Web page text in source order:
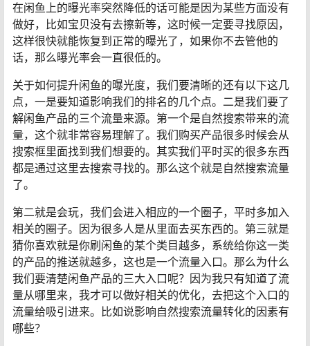
在闲鱼上的曝光率突然降低的话可能是因为某些方面没有
做好，比如宝贝没有去擦新等，这时候一定要寻找原因，
这样很快就能恢复到正常的曝光了，如果你不去管他的
话，那么曝光率会一直很低的。
关于如何提升闲鱼的曝光度，我们要清晰的还有以下这几
点，一是要知道影响我们的排名的几个点。二是我们要了
解闲鱼产品的三个流量来源。第一个是自然搜索带来的流
量，这个就非常容易理解了。我们购买产品很多时候会从
搜索框里面找到我们想要的。其实我们平时买的很多东西
都是通过这里去搜索寻找的。那么这个就是自然搜索流量
了。
第二就是会玩，我们会进入相应的一个圈子，平时多加入
相关的圈子。因为很多人是从里面去买东西的。第三就是
猜你喜欢就是你刷闲鱼的某个类目越多，系统给你这一类
的产品的推送就越多，这也是一个流量入口。那么为什么
我们要清楚闲鱼产品的三大入口呢？因为我只有知道了流
量从哪里来，我才可以做好相关的优化，去把这个入口的
流量给吸引进来。比如说影响自然搜索流量转化的因素有
哪些？